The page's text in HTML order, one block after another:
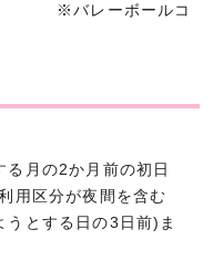
※バレーボールコ
月の2か月前の初日
用区分が夜間を含む
うとする日の3日前)ま